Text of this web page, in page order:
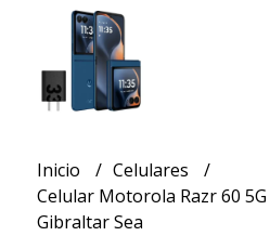
Inicio
Celulares
Celular Motorola Razr 60
Gibraltar Sea